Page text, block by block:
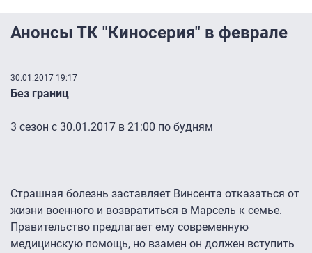
Анонсы ТК "Киносерия" в феврале
30.01.2017 19:17
Без границ
3 сезон с 30.01.2017 в 21:00 по будням
Страшная болезнь заставляет Винсента отказаться от
жизни военного и возвратиться в Марсель к семье.
Правительство предлагает ему современную
медицинскую помощь, но взамен он должен вступить